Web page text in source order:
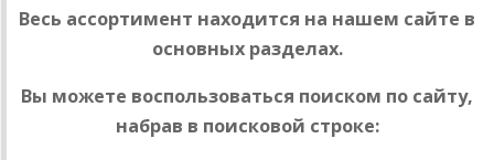
Весь ассортимент находится на нашем сайте в
основных разделах.
Вы можете воспользоваться поиском по сайту,
набрав в поисковой строке: